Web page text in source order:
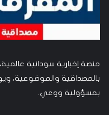
منصة إخبارية سودانية
بالمصداقية والموضوعية،
بمسؤولية ووعي.